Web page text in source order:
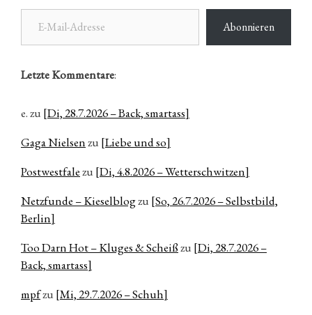
E-Mail-Adresse
Abonnieren
Letzte Kommentare:
e.zu [Di, 28.7.2026 – Back, smartass]
Gaga Nielsenzu [Liebe und so]
Postwestfalezu [Di, 4.8.2026 – Wetterschwitzen]
Netzfunde – Kieselblogzu [So, 26.7.2026 – Selbstbild,
Berlin]
Too Darn Hot – Kluges & Scheißzu [Di, 28.7.2026 –
Back, smartass]
mpfzu [Mi, 29.7.2026 – Schuh]